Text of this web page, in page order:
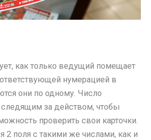
как только ведущий помещает
нумерацией в
они по одному. Число
за действом, чтобы
проверить свои карточки.
2 поля с такими же числами, как и